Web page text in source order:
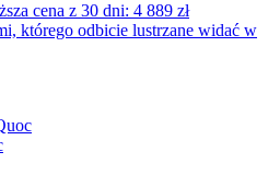
cena z 30 dni: 4 889 zł